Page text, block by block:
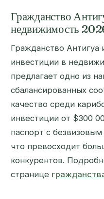
Гражданство
недвижимость
Гражданство Антигуа
инвестиции в
предлагает одно из
сбалансированных
качество среди
инвестиции от $300
паспорт с
что превосходит
конкурентов.
странице